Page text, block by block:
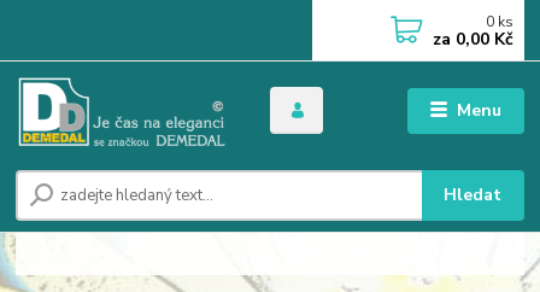
Menu
Hledat
0 ks
za 0,00 Kč